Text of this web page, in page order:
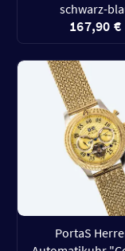
schwarz-
167,90 €
PortaS